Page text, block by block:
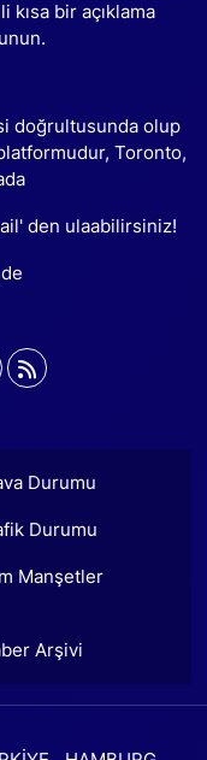
kısa bir açıklama
doğrultusunda olup
Toronto,
den ulaabilirsiniz!
Durumu
Durumu
Manşetler
Arşivi